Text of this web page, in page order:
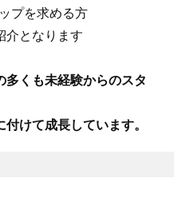
プを求める方
介となります
くも未経験からのスタ
けて成長しています。